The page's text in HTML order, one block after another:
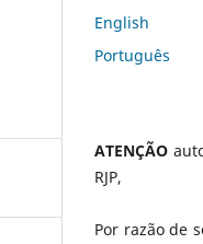
English
Português
ATENÇÃO
RJP,
Por razão de